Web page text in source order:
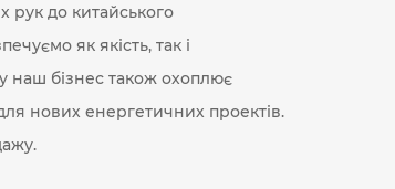
рук до китайського
як якість, так і
наш бізнес також охоплює
нових енергетичних проектів.